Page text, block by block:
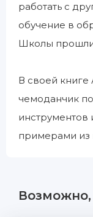
работать с
обучение в
Школы прошли
В своей
чемоданчик
инструментов
примерами из
Возможно,